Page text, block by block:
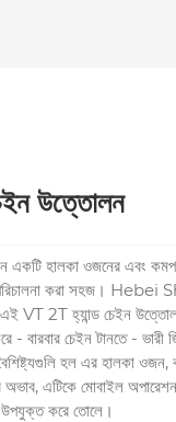
উত্তোলন
একটি হালকা ওজনের এবং
পরিচালনা করা সহজ।
এই VT 2T হ্যান্ড চেইন
- বারবার চেইন টানতে -
হল এর হালকা ওজন,
অভাব, এটিকে মোবাইল
উপযুক্ত করে তোলে।